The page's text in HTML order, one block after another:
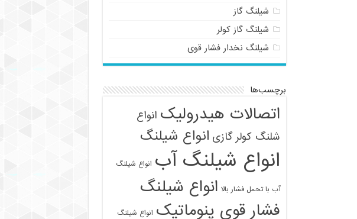
شیلنگ گاز
شیلنگ گاز کولر
شیلنگ نخدار فشار قوی
برچسب‌ها
اتصالات هیدرولیک انواع
شلنگ کولر گازی انواع شیلنگ
انواع شیلنگ آب انواع شیلنگ
آب با تحمل فشار بالا انواع شیلنگ
فشار قوی پنوماتیک انواع شیلنگ